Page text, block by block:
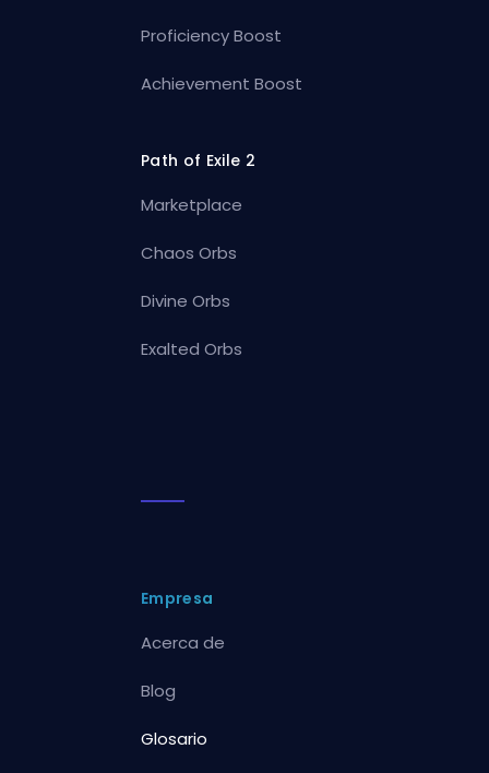
Proficiency Boost
Achievement Boost
Path of Exile 2
Marketplace
Chaos Orbs
Divine Orbs
Exalted Orbs
Empresa
Acerca de
Blog
Glosario